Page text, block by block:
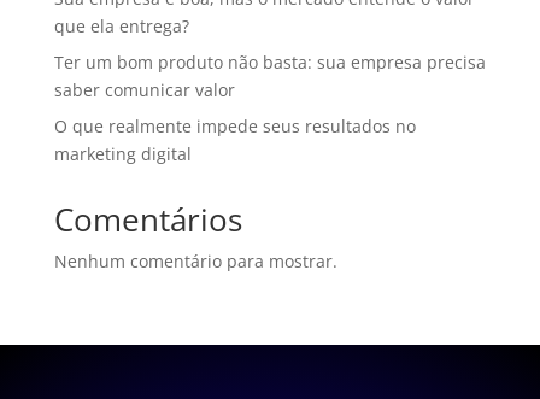
que ela entrega?
Ter um bom produto não basta: sua empresa precisa
saber comunicar valor
O que realmente impede seus resultados no
marketing digital
Comentários
Nenhum comentário para mostrar.